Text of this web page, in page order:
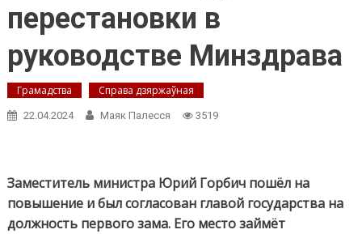
перестановки в
руководстве Минздрава
Грамадства Справа дзяржаўная
22.04.2024 Маяк Палесся 3519
Заместитель министра Юрий Горбич пошёл на
повышение и был согласован главой государства на
должность первого зама. Его место займёт